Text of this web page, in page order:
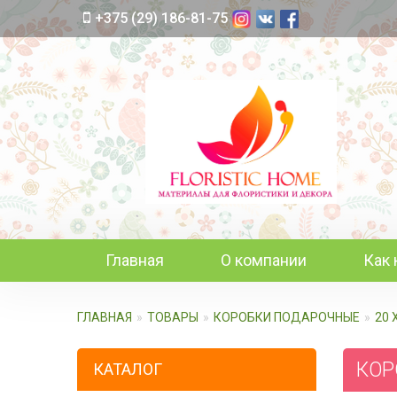
+375 (29) 186-81-75
Главная О компании Как
ГЛАВНАЯ ТОВАРЫ КОРОБКИ ПОДАРОЧНЫЕ 20
КАТАЛОГ